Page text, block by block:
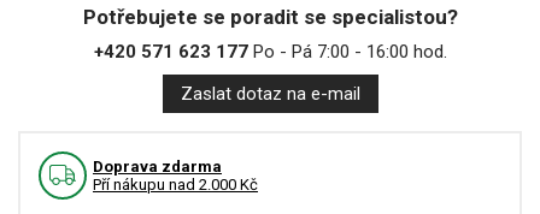
Potřebujete se poradit se specialistou?
+420 571 623 177Po - Pá 7:00 - 16:00 hod.
Zaslat dotaz na e-mail
Doprava zdarma
Pří nákupu nad 2.000 Kč